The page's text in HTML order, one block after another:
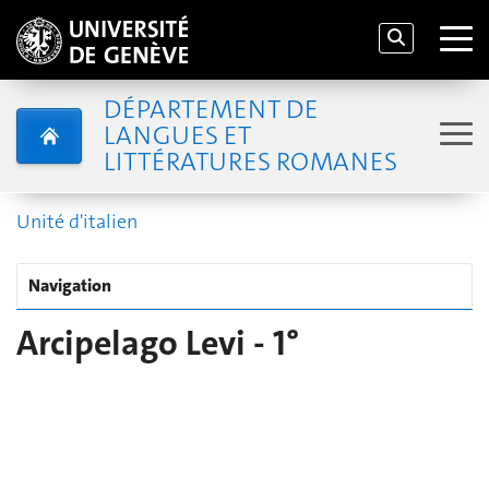
DÉPARTEMENT DE
LANGUES ET
LITTÉRATURES ROMANES
Unité d'italien
Navigation
Arcipelago Levi - 1°